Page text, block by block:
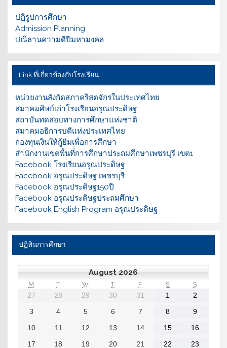
ปฏิรูปการศึกษา
Admission Planning
ปณิธานความดีปีมหามงคล
Link ที่เกี่ยวข้องกับโรงเรียน
หน่วยงานสังกัดสภาคริสตจักรในประเทศไทย
สมาคมศิษย์เก่าโรงเรียนอรุณประดิษฐ
สถาบันทดสอบทางการศึกษาแห่งชาติ
สมาคมอธิการบดีแห่งประเทศไทย
กองทุนเงินให้กู้ยืมเพื่อการศึกษา
สำนักงานเขตพื้นที่่การศึกษาประถมศึกษาเพชรบุรี เขต1
Facebook โรงเรียนอรุณประดิษฐ
Facebook อรุณประดิษฐ เพชรบุรี
Facebook อรุณประดิษฐ150ปี
Facebook อรุณประดิษฐประถมศึกษา
Facebook English Program อรุณประดิษฐ
ปฏิทินการศึกษา
August 2026
M T W T F S S
27 28 29 30 31 1 2
3 4 5 6 7 8 9
10 11 12 13 14 15 16
17 18 19 20 21 22 23